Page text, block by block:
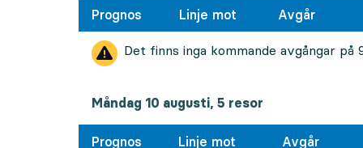
Prognos Linje mot Avgår
Det finns inga kommande avgångar på
måndag 10 augusti, 5resor
Måndag 10 augusti, 5 resor
Prognos Linje mot Avgår